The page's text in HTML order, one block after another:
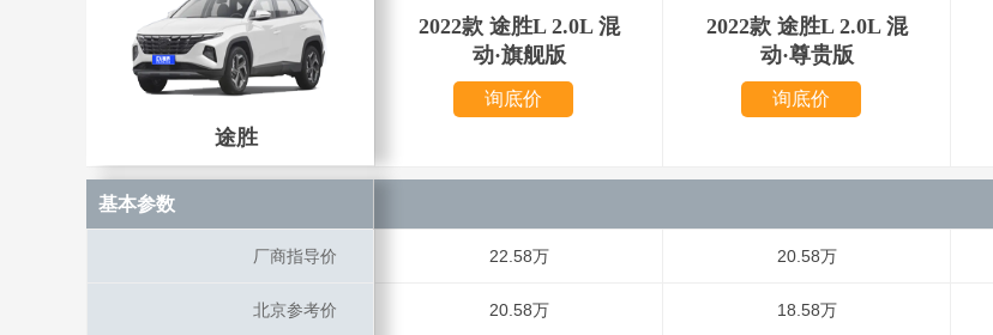
途胜
途胜
2022款 途胜L 2.0L 混
动·旗舰版
询底价
2022款 途胜L 2.0L 混
动·尊贵版
询底价
基本参数
厂商指导价 22.58万 20.58万
北京参考价 20.58万 18.58万
基本参数
厂商指导价
北京参考价